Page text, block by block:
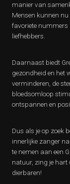
manier van
Mensen kunnen
favoriete nummers
liefhebbers.
Daarnaast biedt
gezondheid en het
verminderen, de
bloedsomloop
ontspannen en
Dus als je op zoek
innerlijke zanger
te nemen aan een
natuur, zing je hart
dierbaren!